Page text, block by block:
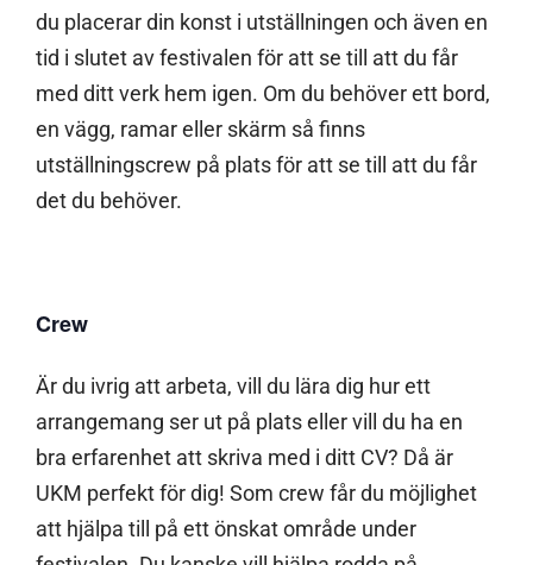
du placerar din konst i utställningen och även en
tid i slutet av festivalen för att se till att du får
med ditt verk hem igen. Om du behöver ett bord,
en vägg, ramar eller skärm så finns
utställningscrew på plats för att se till att du får
det du behöver.
Crew
Är du ivrig att arbeta, vill du lära dig hur ett
arrangemang ser ut på plats eller vill du ha en
bra erfarenhet att skriva med i ditt CV? Då är
UKM perfekt för dig! Som crew får du möjlighet
att hjälpa till på ett önskat område under